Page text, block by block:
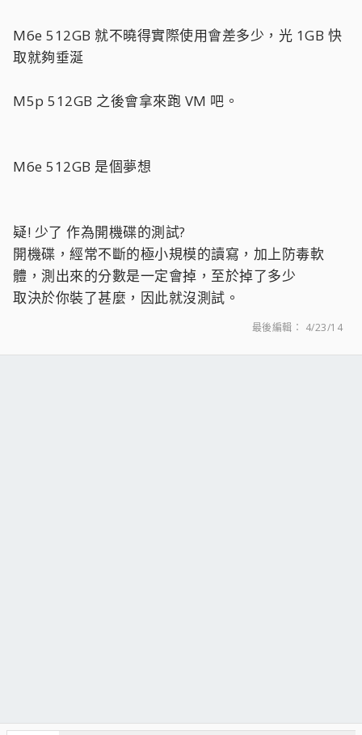
M6e 512GB 就不曉得實際使用會差多少，光 1GB 快
取就夠垂涎
M5p 512GB 之後會拿來跑 VM 吧。
M6e 512GB 是個夢想
疑! 少了 作為開機碟的測試?
開機碟，經常不斷的極小規模的讀寫，加上防毒軟
體，測出來的分數是一定會掉，至於掉了多少
取決於你裝了甚麼，因此就沒測試。
最後編輯： 4/23/14